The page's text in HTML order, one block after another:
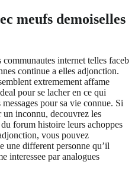
meufs demoiselles
internet telles faceb
continue a elles adjonction.
extremement affame
pour se lacher en ce qui
pour sa vie connue. Si
inconnu, decouvrez les
forum histoire leurs achoppes
vous pouvez
une different personne qu’il
interessee par analogues